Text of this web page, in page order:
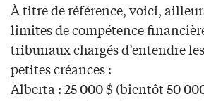
À titre de référence, voici,
limites de compétence
tribunaux chargés d’entendre
petites créances :
Alberta : 25 000 $ (bientôt 50